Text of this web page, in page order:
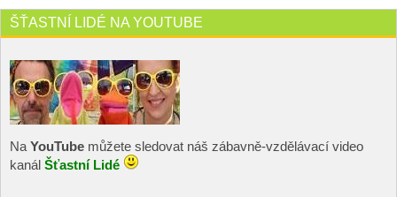
ŠŤASTNÍ LIDÉ NA YOUTUBE
NaYouTube můžete sledovat náš zábavně-vzdělávací video
kanál Šťastní Lidé